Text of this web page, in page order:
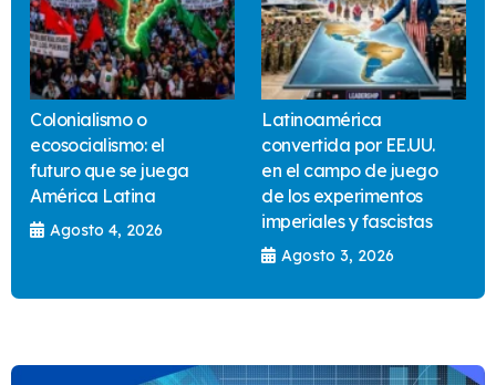
Colonialismo o
ecosocialismo: el
futuro que se juega
América Latina
Agosto 4, 2026
Latinoamérica
convertida por EE.UU.
en el campo de juego
de los experimentos
imperiales y fascistas
Agosto 3, 2026